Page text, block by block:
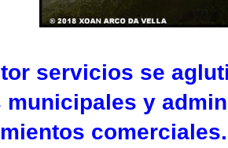
servicios se
municipales y